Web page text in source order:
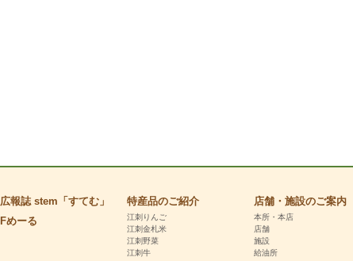
広報誌 stem「すてむ」
Fめーる
特産品のご紹介
江刺りんご
江刺金札米
江刺野菜
江刺牛
店舗・施設のご案内
本所・本店
店舗
施設
給油所